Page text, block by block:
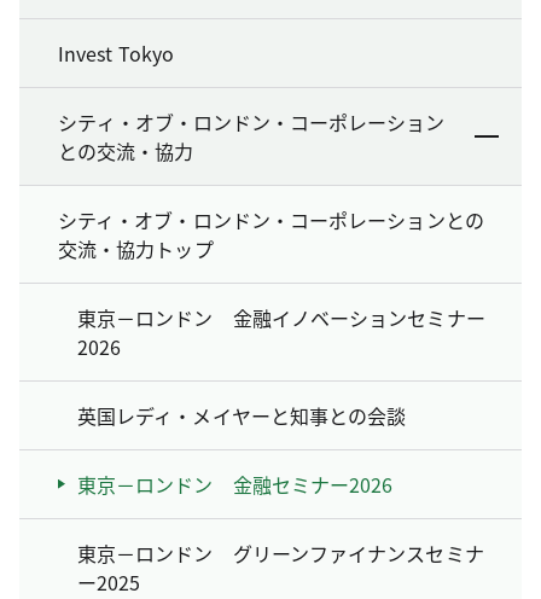
Invest Tokyo
シティ・オブ・ロンドン・コーポレーション
との交流・協力
シティ・オブ・ロンドン・コーポレーションとの
交流・協力トップ
東京－ロンドン 金融イノベーションセミナー
2026
英国レディ・メイヤーと知事との会談
東京－ロンドン 金融セミナー2026
東京－ロンドン グリーンファイナンスセミナ
ー2025